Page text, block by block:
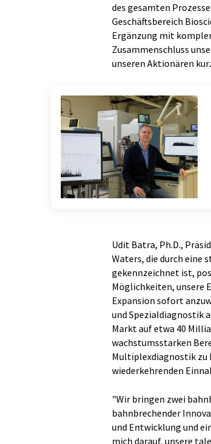
des gesamten
Geschäftsbereich
Ergänzung mit
Zusammenschluss
unseren Aktionären
Udit Batra, Ph.D.,
Waters, die durch eine
gekennzeichnet ist,
Möglichkeiten, unsere
Expansion sofort
und Spezialdiagnostik
Markt auf etwa 40
wachstumsstarken
Multiplexdiagnostik zu
wiederkehrenden
"Wir bringen zwei
bahnbrechender
und Entwicklung und
mich darauf, unsere